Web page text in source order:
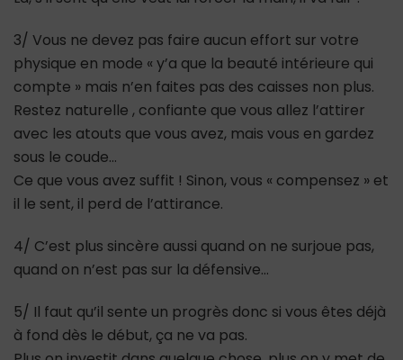
3/ Vous ne devez pas faire aucun effort sur votre
physique en mode « y’a que la beauté intérieure qui
compte » mais n’en faites pas des caisses non plus.
Restez naturelle , confiante que vous allez l’attirer
avec les atouts que vous avez, mais vous en gardez
sous le coude…
Ce que vous avez suffit ! Sinon, vous « compensez » et
il le sent, il perd de l’attirance.
4/ C’est plus sincère aussi quand on ne surjoue pas,
quand on n’est pas sur la défensive…
5/ Il faut qu’il sente un progrès donc si vous êtes déjà
à fond dès le début, ça ne va pas.